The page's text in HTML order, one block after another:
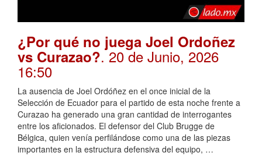
¿Por qué no juega Joel Ordoñez
vs Curazao?. 20 de Junio, 2026
16:50
La ausencia de Joel Ordóñez en el once inicial de la
Selección de Ecuador para el partido de esta noche frente a
Curazao ha generado una gran cantidad de interrogantes
entre los aficionados. El defensor del Club Brugge de
Bélgica, quien venía perfilándose como una de las piezas
importantes en la estructura defensiva del equipo, …